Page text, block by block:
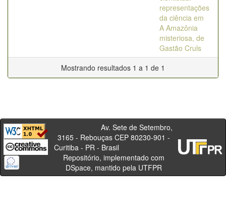
representações
da ciência em
A Amazônia
misteriosa, de
Gastão Cruls
Mostrando resultados 1 a 1 de 1
Av. Sete de Setembro,
3165 - Rebouças CEP 80230-901 -
Curitiba - PR - Brasil
Repositório, implementado com
DSpace, mantido pela UTFPR